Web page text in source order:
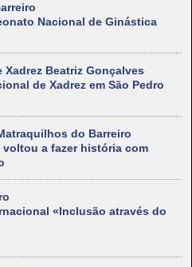
Nacional de Ginástica
Xadrez Beatriz Gonçalves
de Xadrez em São Pedro
do Barreiro
voltou a fazer história com
«Inclusão através do